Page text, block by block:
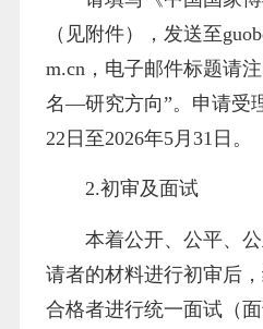
（见附件），发送至
m.cn，电子邮件标题请
名—研究方向”。申请受
22日至2026年5月31日。
2.初审及面试
本着公开、公平、
请者的材料进行初审后
合格者进行统一面试（